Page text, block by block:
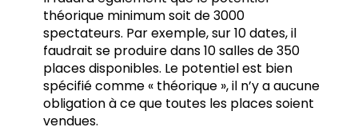
théorique minimum soit de 3000
spectateurs. Par exemple, sur 10 dates, il
faudrait se produire dans 10 salles de 350
places disponibles. Le potentiel est bien
spécifié comme « théorique », il n’y a aucune
obligation à ce que toutes les places soient
vendues.